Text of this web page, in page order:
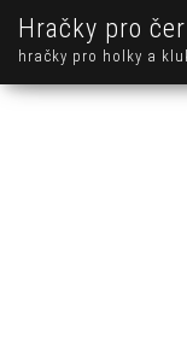
Hračky pro
hračky pro holky a